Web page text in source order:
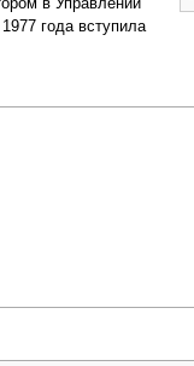
года вступила